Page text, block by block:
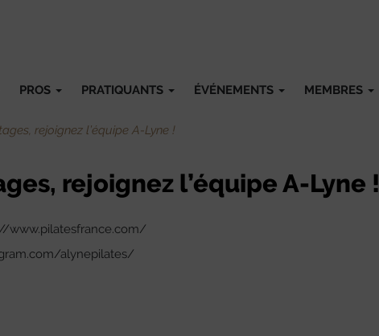
PROS PRATIQUANTS ÉVÉNEMENTS MEMBRES
rejoignez l’équipe A-Lyne !
rejoignez l’équipe A-Lyne !
www.pilatesfrance.com/
alynepilates/